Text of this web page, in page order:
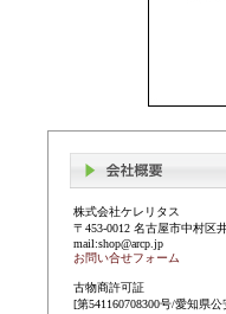
株式会社ケレリタス
〒453-0012 名古屋市中村区
mail:shop@arcp.jp
お問い合せフォーム
古物商許可証
[第541160708300号/愛知県